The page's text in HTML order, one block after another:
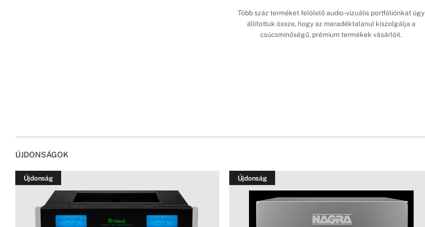
Több száz terméket felölelő audio-vizuális portfóliónkat úgy
állítottuk össze, hogy az maradéktalanul kiszolgálja a
csúcsminőségű, prémium termékek vásárlóit.
ÚJDONSÁGOK
Újdonság Újdonság